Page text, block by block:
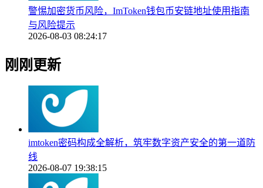
警惕加密货币风险，ImToken钱包币安链地址使用指南
与风险提示
2026-08-03 08:24:17
刚刚更新
imtoken密码构成全解析，筑牢数字资产安全的第一道防
线
2026-08-07 19:38:15